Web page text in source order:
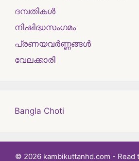
ദമ്പതികള്‍
നിഷിദ്ധസംഗമം
പ്രണയവർണ്ണങ്ങൾ
വേലക്കാരി
Bangla Choti
© 2026 kambikuttanhd.com - Read